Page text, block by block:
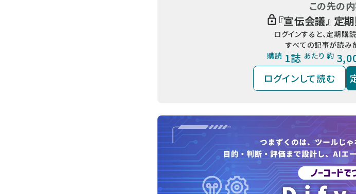
この先の
『宣伝会議』 定
ログインすると、定期購
すべての記事が読み
購読 1誌 あたり 約
ログインして読む